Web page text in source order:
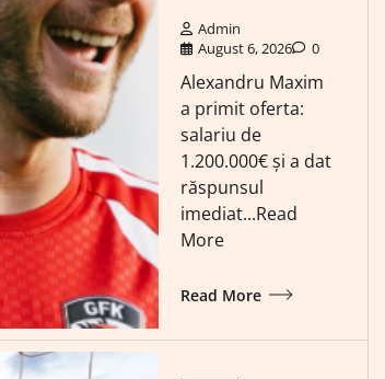
Admin
August 6, 2026
0
Alexandru Maxim
a primit oferta:
salariu de
1.200.000€ și a dat
răspunsul
imediat...Read
More
Read More